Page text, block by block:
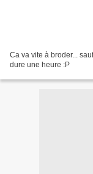
Ca va vite à broder...
dure une heure :P